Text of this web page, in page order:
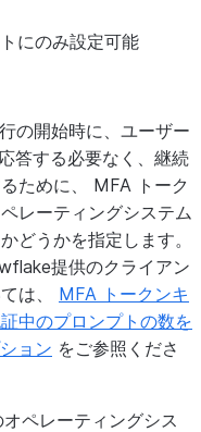
にのみ設定可能
の開始時に、ユーザー
答する必要なく、継続
ために、 MFA トーク
レーティングシステム
どうかを指定します。
提供のクライアン
は、 MFA トークンキ
中のプロンプトの数を
ョン をご参照くださ
ペレーティングシス